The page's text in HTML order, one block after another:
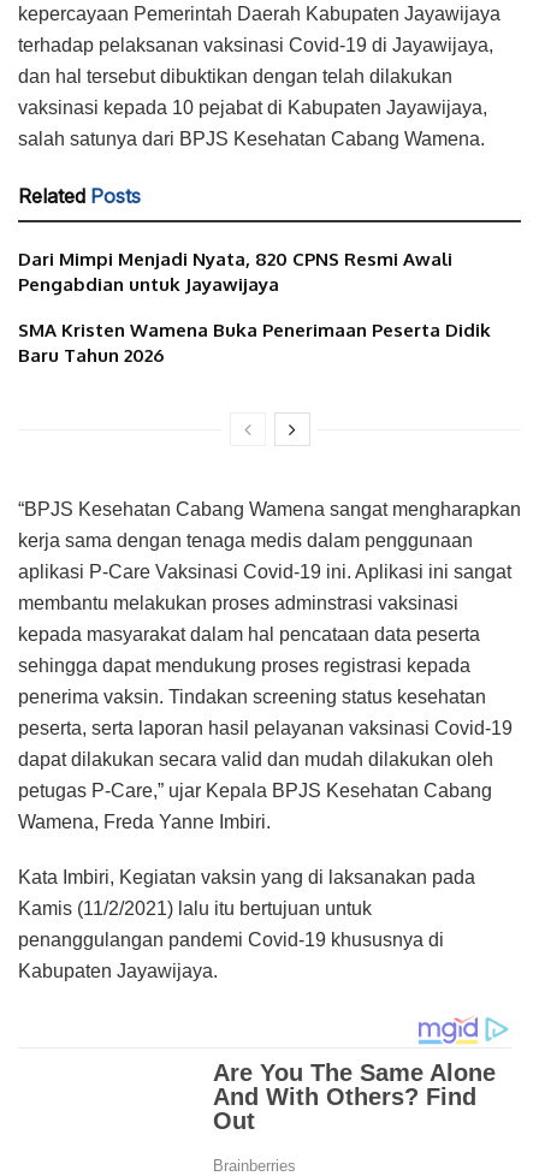
kepercayaan Pemerintah Daerah Kabupaten Jayawijaya
terhadap pelaksanan vaksinasi Covid-19 di Jayawijaya,
dan hal tersebut dibuktikan dengan telah dilakukan
vaksinasi kepada 10 pejabat di Kabupaten Jayawijaya,
salah satunya dari BPJS Kesehatan Cabang Wamena.
Related Posts
Dari Mimpi Menjadi Nyata, 820 CPNS Resmi Awali
Pengabdian untuk Jayawijaya
SMA Kristen Wamena Buka Penerimaan Peserta Didik
Baru Tahun 2026
“BPJS Kesehatan Cabang Wamena sangat mengharapkan
kerja sama dengan tenaga medis dalam penggunaan
aplikasi P-Care Vaksinasi Covid-19 ini. Aplikasi ini sangat
membantu melakukan proses adminstrasi vaksinasi
kepada masyarakat dalam hal pencataan data peserta
sehingga dapat mendukung proses registrasi kepada
penerima vaksin. Tindakan screening status kesehatan
peserta, serta laporan hasil pelayanan vaksinasi Covid-19
dapat dilakukan secara valid dan mudah dilakukan oleh
petugas P-Care,” ujar Kepala BPJS Kesehatan Cabang
Wamena, Freda Yanne Imbiri.
Kata Imbiri, Kegiatan vaksin yang di laksanakan pada
Kamis (11/2/2021) lalu itu bertujuan untuk
penanggulangan pandemi Covid-19 khususnya di
Kabupaten Jayawijaya.